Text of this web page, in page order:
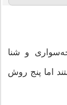
و شنا
اما پنج روش